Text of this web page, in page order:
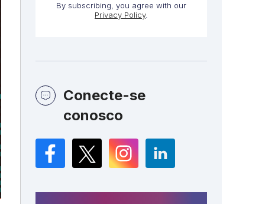
By subscribing, you agree with our
Privacy Policy.
Conecte-se
conosco
Facebook
TwitterInstagramLinkedIn